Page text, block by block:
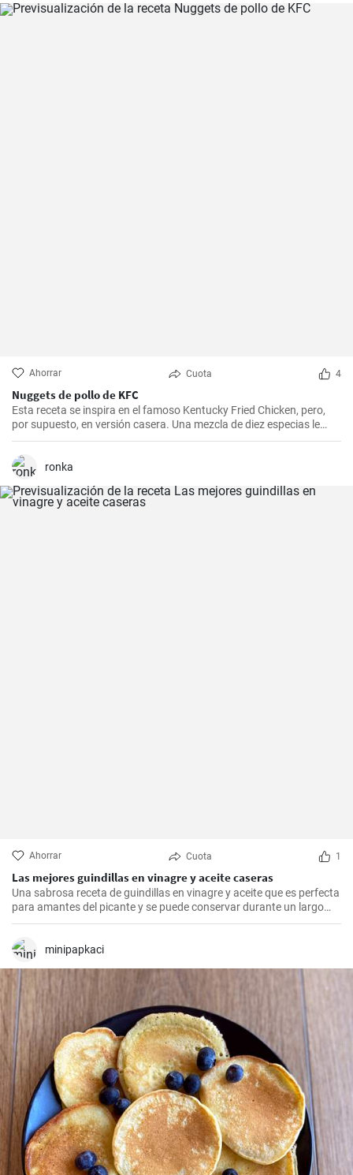
Ahorrar Cuota 4
Nuggets de pollo de KFC
Esta receta se inspira en el famoso Kentucky Fried Chicken, pero,
por supuesto, en versión casera. Una mezcla de diez especias le
añade el sabor original.
ronka
Ahorrar Cuota 1
Las mejores guindillas en vinagre y aceite caseras
Una sabrosa receta de guindillas en vinagre y aceite que es perfecta
para amantes del picante y se puede conservar durante un largo
periodo de tiempo.
minipapkaci